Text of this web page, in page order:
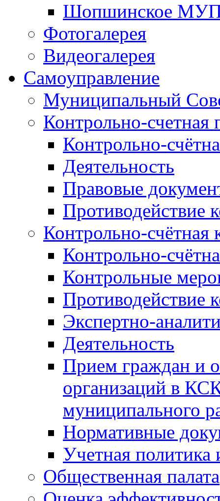
Шопшинское
Фотогалерея
Видеогалерея
Самоуправление
Муниципальный
Контрольно-счетная
Контрольно-
Деятельность
Правовые
Противодействие
Контрольно-счётная
Контрольно-
Контрольные
Противодействие
Экспертно-
Деятельность
Прием граждан и
организаций в
муниципального
Нормативные
Учетная политика
Общественная палата